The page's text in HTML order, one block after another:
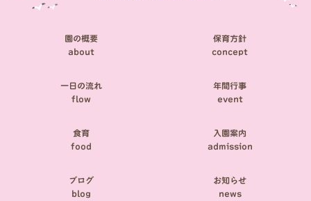
園の概要
about
保育方針
concept
一日の流れ
flow
年間行事
event
食育
food
入園案内
admission
ブログ
blog
お知らせ
news